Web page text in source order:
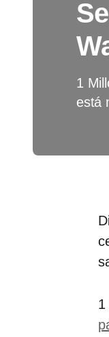
1
está
1